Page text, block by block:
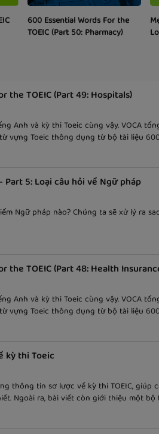
600 Essential Words For the
TOEIC (Part 50: Pharmacy)
the TOEIC (Part 49: Hospitals)
Anh và kỳ thi Toeic cùng vậy. VOCA
vựng Toeic thông dụng từ bộ tài liệu
Part 5: Loại câu hỏi về Ngữ pháp
Ngữ pháp nào? Chúng ta sẽ xử lý ra
the TOEIC (Part 48: Health
Anh và kỳ thi Toeic cùng vậy. VOCA
vựng Toeic thông dụng từ bộ tài liệu
kỳ thi Toeic
thông tin sơ lược về kỳ thi TOEIC, giúp
Ngoài ra, bài viết còn giới thiệu một bộ